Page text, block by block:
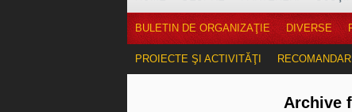
BULETIN DE ORGANIZAŢIE DIVERSE
PROIECTE ŞI ACTIVITĂŢI RECOMANDARI
Archive